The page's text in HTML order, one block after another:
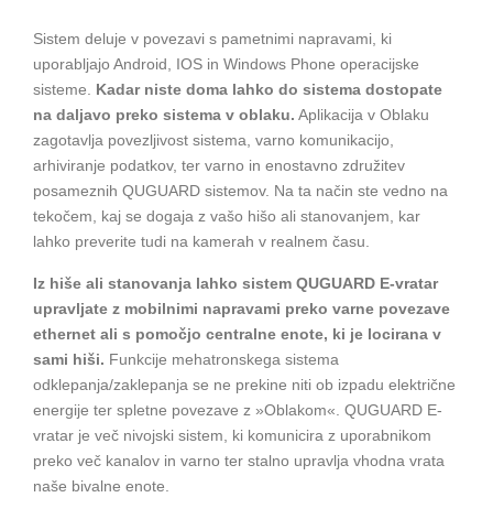
Sistem deluje v povezavi s pametnimi napravami, ki
uporabljajo Android, IOS in Windows Phone operacijske
sisteme. Kadar niste doma lahko do sistema dostopate
na daljavo preko sistema v oblaku. Aplikacija v Oblaku
zagotavlja povezljivost sistema, varno komunikacijo,
arhiviranje podatkov, ter varno in enostavno združitev
posameznih QUGUARD sistemov. Na ta način ste vedno na
tekočem, kaj se dogaja z vašo hišo ali stanovanjem, kar
lahko preverite tudi na kamerah v realnem času.
Iz hiše ali stanovanja lahko sistem QUGUARD E-vratar
upravljate z mobilnimi napravami preko varne povezave
ethernet ali s pomočjo centralne enote, ki je locirana v
sami hiši. Funkcije mehatronskega sistema
odklepanja/zaklepanja se ne prekine niti ob izpadu električne
energije ter spletne povezave z »Oblakom«. QUGUARD E-
vratar je več nivojski sistem, ki komunicira z uporabnikom
preko več kanalov in varno ter stalno upravlja vhodna vrata
naše bivalne enote.